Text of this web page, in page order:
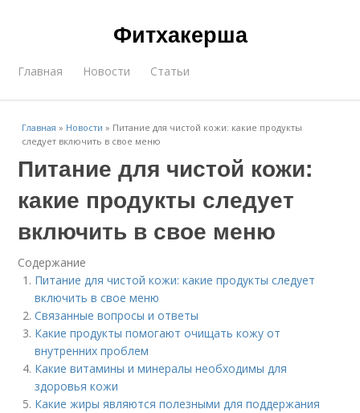
Фитхакерша
Главная Новости Статьи
Главная » Новости » Питание для чистой кожи: какие продукты
следует включить в свое меню
Питание для чистой кожи:
какие продукты следует
включить в свое меню
Содержание
Питание для чистой кожи: какие продукты следует
включить в свое меню
Связанные вопросы и ответы
Какие продукты помогают очищать кожу от
внутренних проблем
Какие витамины и минералы необходимы для
здоровья кожи
Какие жиры являются полезными для поддержания